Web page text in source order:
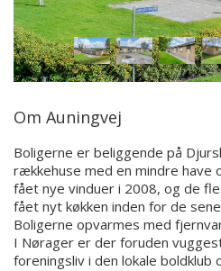
Om Auningvej
Boligerne er beliggende på
rækkehuse med en mindre have
fået nye vinduer i 2008, og de
fået nyt køkken inden for de
Boligerne opvarmes med
I Nørager er der foruden
foreningsliv i den lokale boldklub